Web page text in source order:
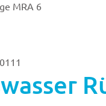
MRA 6